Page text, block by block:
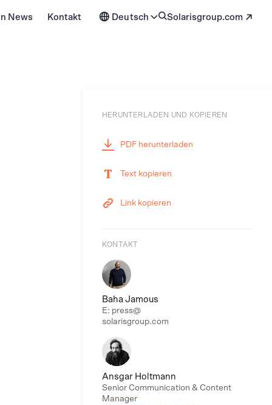
News Kontakt Deutsch solarisgroup.com
HERUNTERLADEN UND KOPIEREN
PDF herunterladen
Text kopieren
Link kopieren
KONTAKT
Baha Jamous
E: press@
solarisgroup.com
Ansgar Holtmann
Senior Communication & Content
Manager